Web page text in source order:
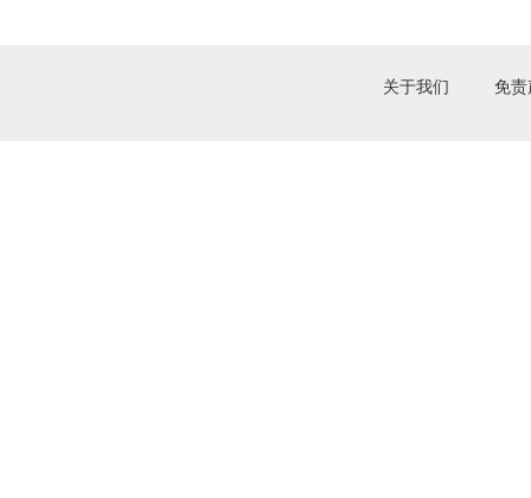
关于我们 免责